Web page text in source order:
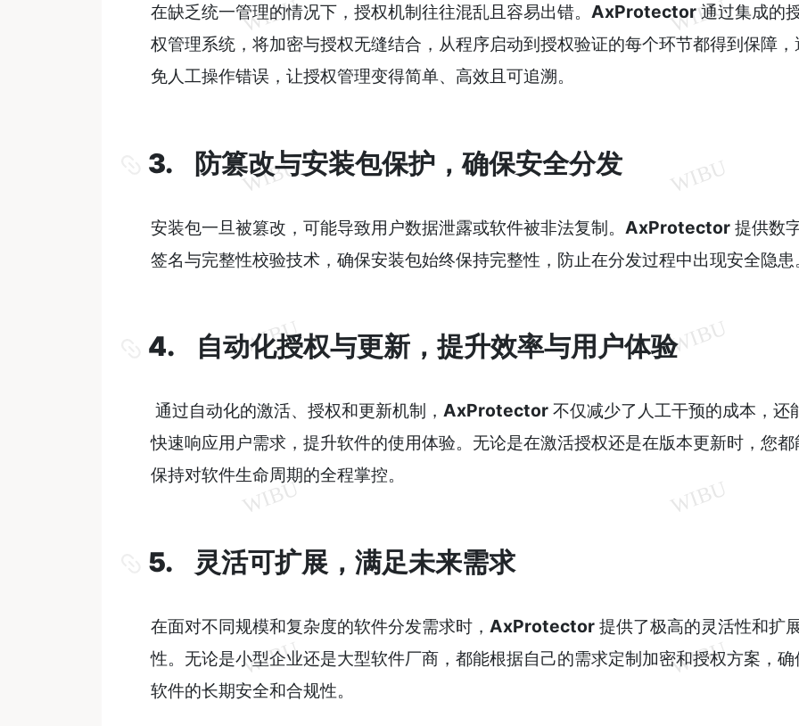
在缺乏统一管理的情况下，授权机制往往混乱且容易出错。 AxProtector通过集成的
权管理系统，将加密与授权无缝结合，从程序启动到授权验证的每个环节都得到保障，
免人工操作错误，让授权管理变得简单、高效且可追溯。
3. 防篡改与安装包保护，确保安全分发
安装包一旦被篡改，可能导致用户数据泄露或软件被非法复制。 AxProtector 提供数
签名与完整性校验技术，确保安装包始终保持完整性，防止在分发过程中出现安全隐患
4. 自动化授权与更新，提升效率与用户体验
通过自动化的激活、授权和更新机制， AxProtector 不仅减少了人工干预的成本，还
快速响应用户需求，提升软件的使用体验。无论是在激活授权还是在版本更新时，您都
保持对软件生命周期的全程掌控。
5. 灵活可扩展，满足未来需求
在面对不同规模和复杂度的软件分发需求时， AxProtector 提供了极高的灵活性和扩
性。无论是小型企业还是大型软件厂商，都能根据自己的需求定制加密和授权方案，确
软件的长期安全和合规性。